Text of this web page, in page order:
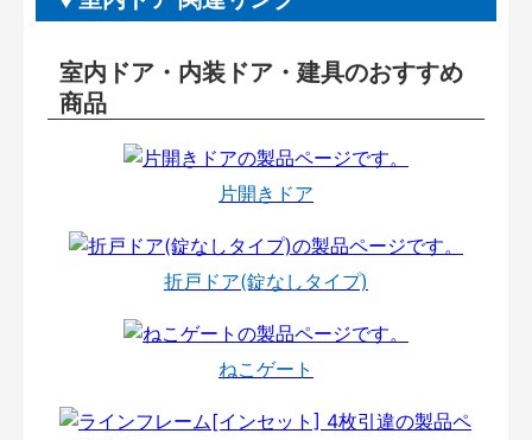
室内ドア・内装ドア・建具のおすすめ
商品
片開きドア
折戸ドア(錠なしタイプ)
ねこゲート